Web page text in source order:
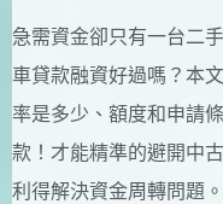
急需資金卻只有一台二
車貸款融資好過嗎？本
率是多少、額度和申請
款！才能精準的避開中
利得解決資金周轉問題。